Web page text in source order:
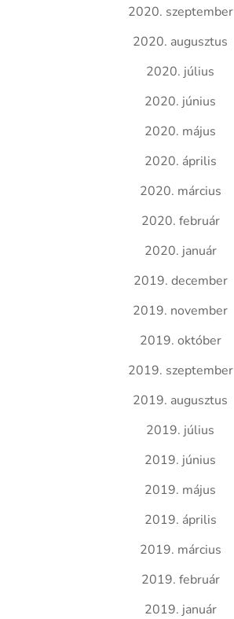
2020. szeptember
2020. augusztus
2020. július
2020. június
2020. május
2020. április
2020. március
2020. február
2020. január
2019. december
2019. november
2019. október
2019. szeptember
2019. augusztus
2019. július
2019. június
2019. május
2019. április
2019. március
2019. február
2019. január